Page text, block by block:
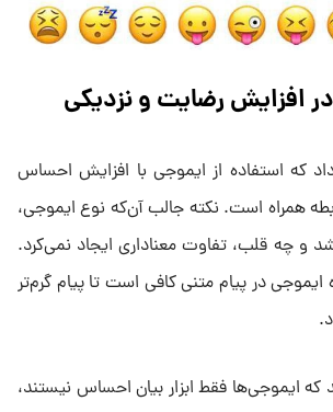
افزایش رضایت و نزدیکی
که استفاده از ایموجی با افزایش احساس
همراه است. نکته جالب آن‌که نوع ایموجی،
و چه قلب، تفاوت معناداری ایجاد نمی‌کرد.
در پیام متنی کافی است تا پیام گرم‌تر
که ایموجی‌ها فقط ابزار بیان احساس نیستند،